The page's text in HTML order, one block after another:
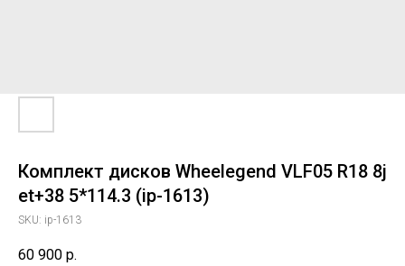
Комплект дисков Wheelegend VLF05 R18 8j
et+38 5*114.3 (ip-1613)
SKU: ip-1613
60 900 р.